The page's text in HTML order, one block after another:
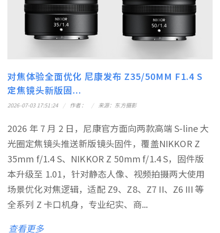
对焦体验全面优化 尼康发布 Z35/50MM F1.4 S
定焦镜头新版固...
2026-07-03 17:51:24 作者： 来源：东方摄影
2026 年 7 月 2 日，尼康官方面向两款高端 S-line 大
光圈定焦镜头推送新版镜头固件，覆盖NIKKOR Z
35mm f/1.4 S、NIKKOR Z 50mm f/1.4 S，固件版
本升级至 1.01，针对静态人像、视频拍摄两大使用
场景优化对焦逻辑，适配 Z9、Z8、Z7 II、Z6 III 等
全系列 Z 卡口机身，专业纪实、商...
查看更多